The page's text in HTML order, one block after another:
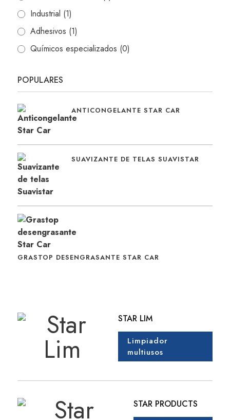
Industrial (1)
Adhesivos (1)
Químicos especializados (0)
POPULARES
ANTICONGELANTE STAR CAR
SUAVIZANTE DE TELAS SUAVISTAR
GRASTOP DESENGRASANTE STAR CAR
STAR LIM
Limpiador
multiusos
STAR PRODUCTS